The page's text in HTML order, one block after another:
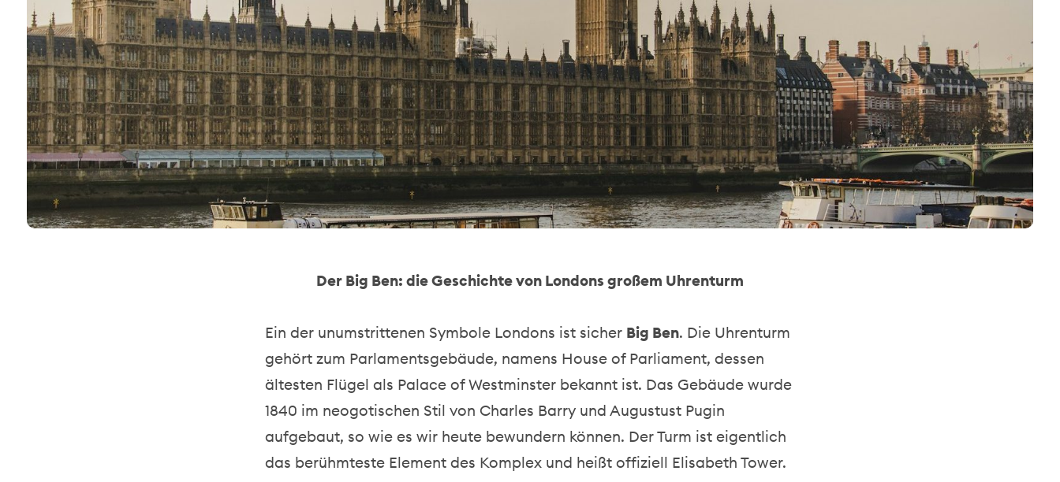
Der Big Ben: die Geschichte von Londons großem Uhrenturm
Ein der unumstrittenen Symbole Londons ist sicher Big Ben. Die Uhrenturm
gehört zum Parlamentsgebäude, namens House of Parliament, dessen
ältesten Flügel als Palace of Westminster bekannt ist. Das Gebäude wurde
1840 im neogotischen Stil von Charles Barry und Augustust Pugin
aufgebaut, so wie es wir heute bewundern können. Der Turm ist eigentlich
das berühmteste Element des Komplex und heißt offiziell Elisabeth Tower.